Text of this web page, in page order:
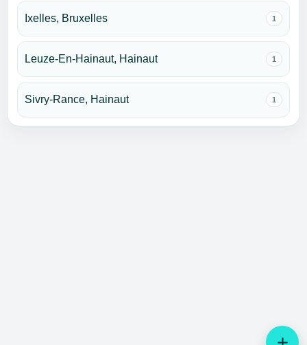
Ixelles, Bruxelles 1
Leuze-En-Hainaut, Hainaut 1
Sivry-Rance, Hainaut 1